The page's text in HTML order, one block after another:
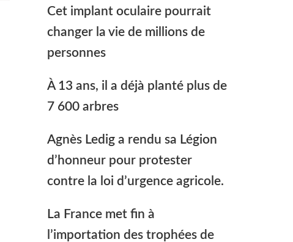
Cet implant oculaire pourrait
changer la vie de millions de
personnes
À 13 ans, il a déjà planté plus de
7 600 arbres
Agnès Ledig a rendu sa Légion
d’honneur pour protester
contre la loi d’urgence agricole.
La France met fin à
l’importation des trophées de